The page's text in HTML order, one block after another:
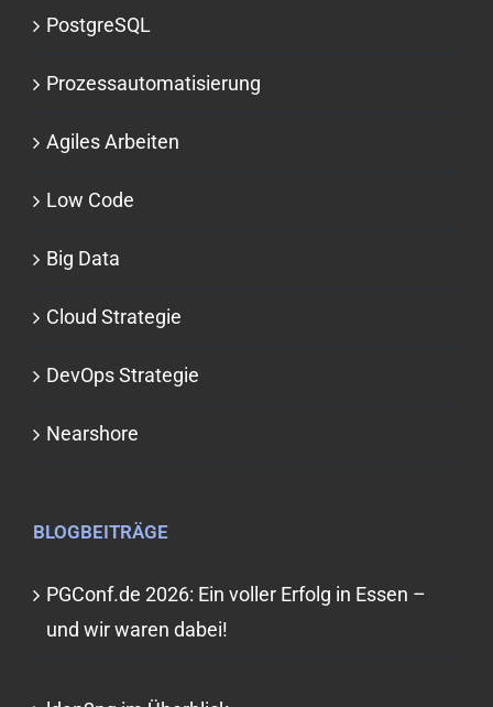
PostgreSQL
Prozessauto­matisierung
Agiles Arbeiten
Low Code
Big Data
Cloud Strategie
DevOps Strategie
Nearshore
BLOGBEITRÄGE
PGConf.de 2026: Ein voller Erfolg in Essen –
und wir waren dabei!